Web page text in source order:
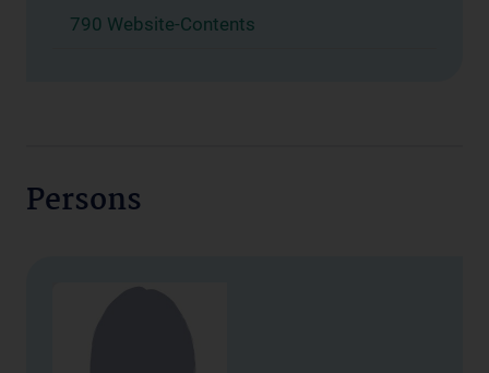
790 Website-Contents
Persons